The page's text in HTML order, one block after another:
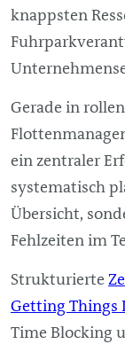
knappsten
Gerade in
ein zentraler
systematisch
Übersicht,
Fehlzeiten im
Strukturierte
Getting Things
Time Blocking